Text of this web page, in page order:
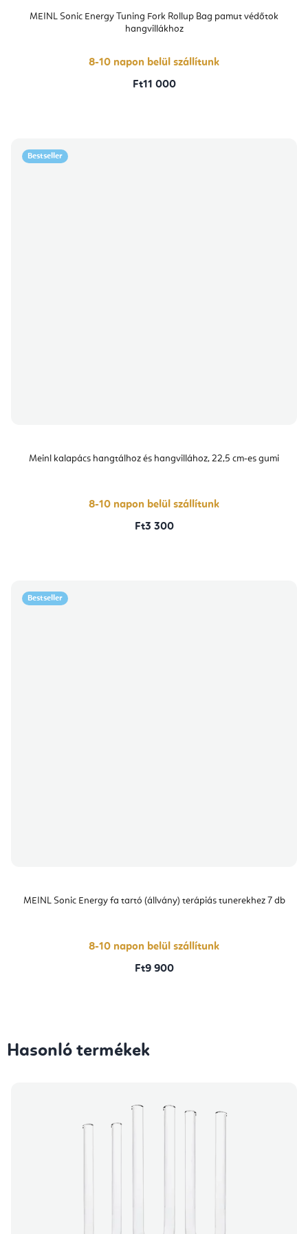
MEINL Sonic Energy Tuning Fork Rollup Bag pamut védőtok
hangvillákhoz
8-10 napon belül szállítunk
Ft11 000
Bestseller
Meinl kalapács hangtálhoz és hangvillához, 22,5 cm-es gumi
8-10 napon belül szállítunk
Ft3 300
Bestseller
MEINL Sonic Energy fa tartó (állvány) terápiás tunerekhez 7 db
8-10 napon belül szállítunk
Ft9 900
Hasonló termékek